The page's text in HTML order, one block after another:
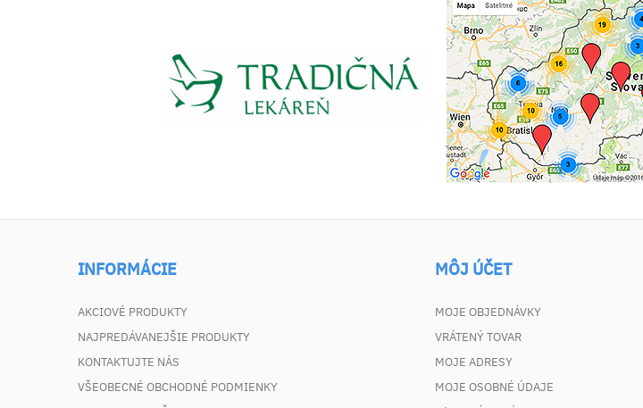
INFORMÁCIE
AKCIOVÉ PRODUKTY
NAJPREDÁVANEJŠIE PRODUKTY
KONTAKTUJTE NÁS
VŠEOBECNÉ OBCHODNÉ PODMIENKY
MÔJ ÚČET
MOJE OBJEDNÁVKY
VRÁTENÝ TOVAR
MOJE ADRESY
MOJE OSOBNÉ ÚDAJE